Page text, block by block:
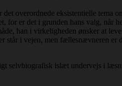
overordnede eksistentielle tema
for er det i grunden hans valg, når
han i virkeligheden ønsker at
står i vejen, men fællesnævneren er
selvbiografisk islæt undervejs i